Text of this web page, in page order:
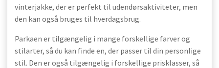
vinterjakke, der er perfekt til udendørsaktiviteter, men
den kan også bruges til hverdagsbrug.
Parkaen er tilgængelig i mange forskellige farver og
stilarter, så du kan finde en, der passer til din personlige
stil. Den er også tilgængelig i forskellige prisklasser, så